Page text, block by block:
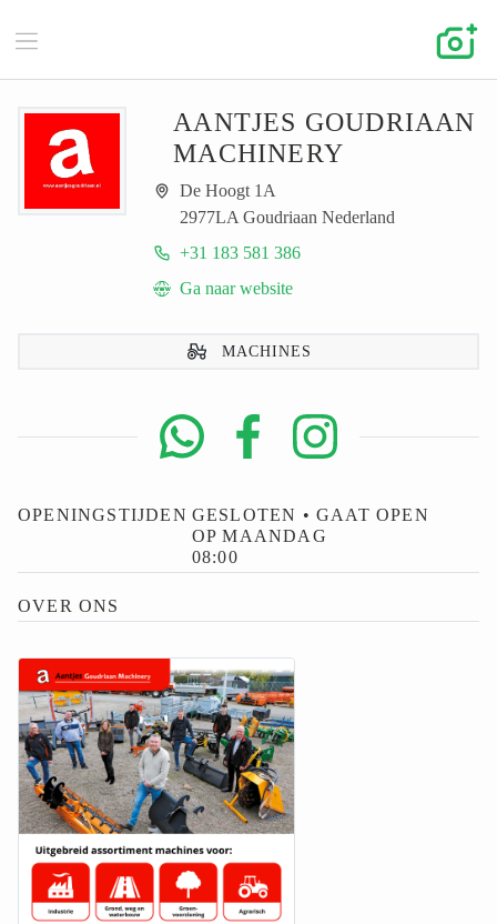
AANTJES GOUDRIAAN
MACHINERY
De Hoogt 1A
2977LA Goudriaan Nederland
+31 183 581 386
Ga naar website
MACHINES
OPENINGSTIJDEN GESLOTEN • GAAT OPEN
OP MAANDAG
08:00
OVER ONS